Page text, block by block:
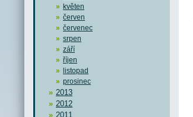
květen
červen
červenec
srpen
září
říjen
listopad
prosinec
2013
2012
2011